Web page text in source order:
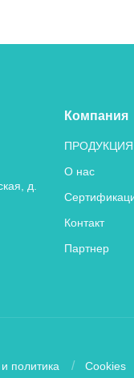
д.
Компания
ПРОДУКЦИЯ
О нас
Контакт
Партнер
политика Cookies